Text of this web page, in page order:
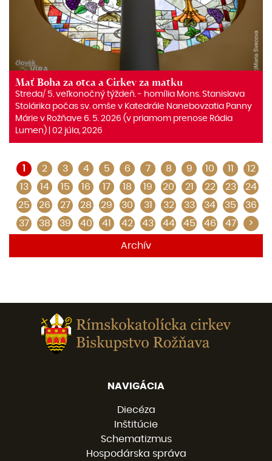
Mať Boha za otca a Cirkev za matku
Streda/ 5. veľkonočný týždeň. ‒ homília Mons. Stanislava
Stolárika počas sv. omše v Katedrále Nanebovzatia Panny
Márie v Rožňave 6. 5. 2026 (v priamom prenose Rádia
Lumen) | 02 júla, 2026
1 2 3 4 5 6 7 8 9 10 11
12
13
14 15 16 17 18 19 20 21 22 23
24
25
26 27 28 29 30 31 32 33 34 35
36
37
38 39 40 41 42 43 44 45 46 47 >
Archív
NAVIGÁCIA
Diecéza
Inštitúcie
Schematizmus
Hospodárska správa